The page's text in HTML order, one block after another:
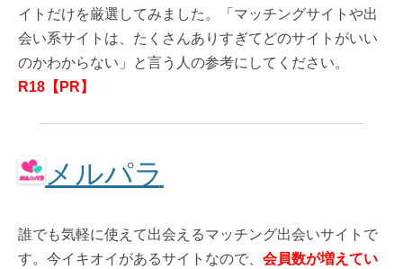
イトだけを厳選してみました。「マッチングサイトや出
会い系サイトは、たくさんありすぎてどのサイトがいい
のかわからない」と言う人の参考にしてください。
R18【PR】
メルパラ
誰でも気軽に使えて出会えるマッチング出会いサイトで
す。今イキオイがあるサイトなので、 会員数が増えてい